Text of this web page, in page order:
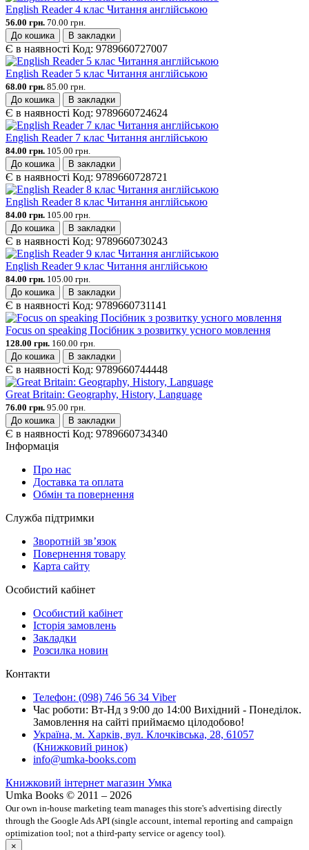
English Reader 4 клас Читання англійською
56.00 грн. 70.00 грн.
До кошика
В закладки
Є в наявності Код: 9789660727007
English Reader 5 клас Читання англійською
68.00 грн. 85.00 грн.
До кошика
В закладки
Є в наявності Код: 9789660724624
English Reader 7 клас Читання англійською
84.00 грн. 105.00 грн.
До кошика
В закладки
Є в наявності Код: 9789660728721
English Reader 8 клас Читання англійською
84.00 грн. 105.00 грн.
До кошика
В закладки
Є в наявності Код: 9789660730243
English Reader 9 клас Читання англійською
84.00 грн. 105.00 грн.
До кошика
В закладки
Є в наявності Код: 9789660731141
Focus on speaking Посібник з розвитку усного мовлення
128.00 грн. 160.00 грн.
До кошика
В закладки
Є в наявності Код: 9789660744448
Great Britain: Geography, History, Language
76.00 грн. 95.00 грн.
До кошика
В закладки
Є в наявності Код: 9789660734340
Інформація
Про нас
Доставка та оплата
Обмін та повернення
Служба підтримки
Зворотній зв’язок
Повернення товару
Карта сайту
Особистий кабінет
Особистий кабінет
Історія замовлень
Закладки
Розсилка новин
Контакти
Телефон: (098) 746 56 34 Viber
Час роботи: Вт-Нд з 9:00 до 14:00 Вихідний - Понеділок.
Замовлення на сайті приймаємо цілодобово!
Україна, м. Харків, вул. Клочківська, 28, 61057
(Книжковий ринок)
info@umka-books.com
Книжковий інтернет магазин Умка
Umka Books © 2011 – 2026
Our own in-house marketing team manages this store's advertising directly
through the Google Ads API (single account, internal reporting and campaign
optimization tool; not a third-party service or agency tool).
×